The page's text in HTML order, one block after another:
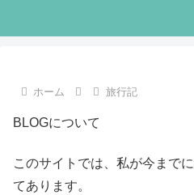
ホーム 旅行記
BLOGについて
このサイトでは、私が今まで
てあります。